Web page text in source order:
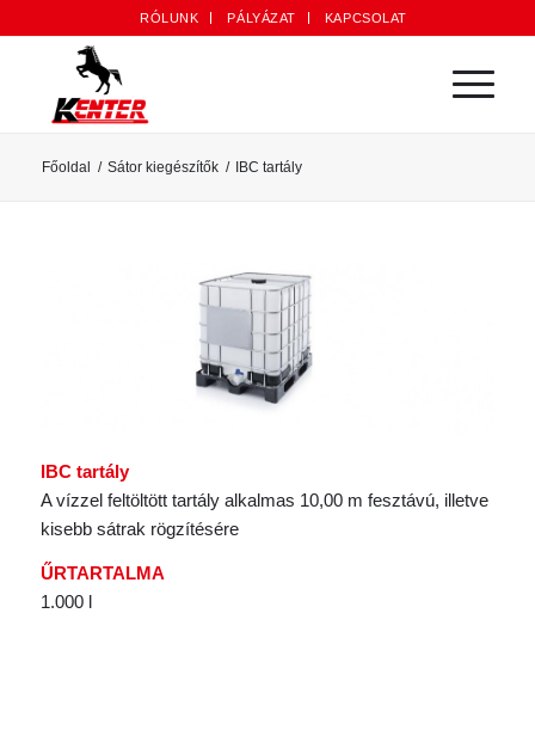
RÓLUNK PÁLYÁZAT KAPCSOLAT
Főoldal / Sátor kiegészítők / IBC tartály
IBC tartály
A vízzel feltöltött tartály alkalmas 10,00 m fesztávú, illetve
kisebb sátrak rögzítésére
ŰRTARTALMA
1.000 l